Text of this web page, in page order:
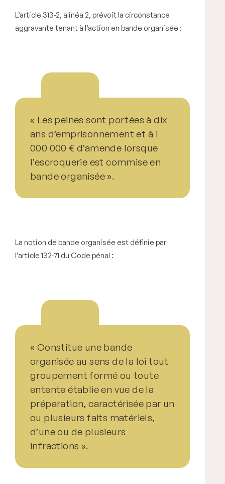
L’article 313-2, alinéa 2, prévoit la circonstance
aggravante tenant à l’action en bande organisée :
« Les peines sont portées à dix
ans d’emprisonnement et à 1
000 000 € d’amende lorsque
l’escroquerie est commise en
bande organisée ».
La notion de bande organisée est définie par
l’article 132-71 du Code pénal :
« Constitue une bande
organisée au sens de la loi tout
groupement formé ou toute
entente établie en vue de la
préparation, caractérisée par un
ou plusieurs faits matériels,
d’une ou de plusieurs
infractions ».